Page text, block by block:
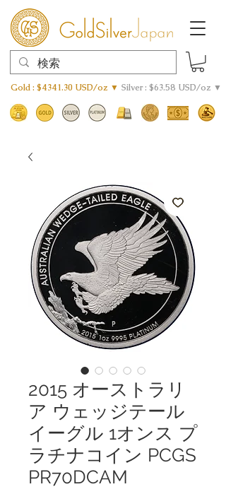
Gold : $4341.30 USD/oz ▼ Silver : $63.58 USD/oz ▼
2015 オーストラリ
ア ウェッジテール
イーグル 1オンス プ
ラチナコイン PCGS
PR70DCAM